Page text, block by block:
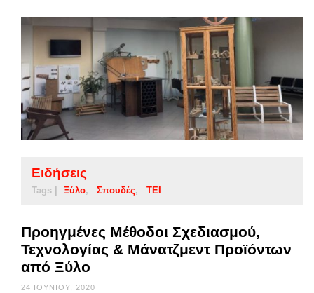
Ειδήσεις
Tags | Ξύλο Σπουδές ΤΕΙ
Προηγμένες Μέθοδοι Σχεδιασμού,
Τεχνολογίας & Μάνατζμεντ Προϊόντων
από Ξύλο
24 ΙΟΥΝΊΟΥ, 2020